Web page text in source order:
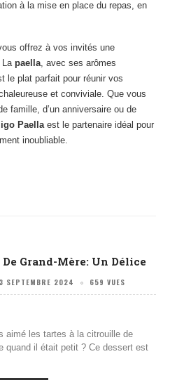
à la mise en place du repas, en
vous offrez à vos invités une
La paella , avec ses arômes
le plat parfait pour réunir vos
et conviviale. Que vous
famille, d’un anniversaire ou de
Paella est le partenaire idéal pour
inoubliable.
Grand-Mère: Un Délice
SEPTEMBRE 2024 659 VUES
aimé les tartes à la citrouille de
quand il était petit ? Ce dessert est